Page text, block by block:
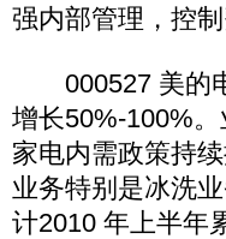
强内部管理，控
000527 美的电
增长50%-100%
家电内需政策持
业务特别是冰洗
计2010 年上半年